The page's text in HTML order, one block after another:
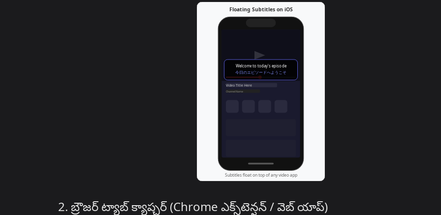
2. బ్రౌజర్ ట్యాబ్ క్యాప్చర్ (Chrome ఎక్స్‌టెన్షన్ / వెబ్ యాప్)